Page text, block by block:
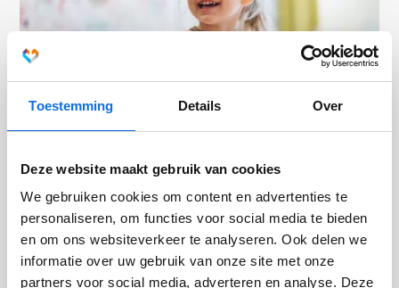
Toestemming Details Over
Deze website maakt gebruik van cookies
We gebruiken cookies om content en advertenties te
personaliseren, om functies voor social media te bieden
en om ons websiteverkeer te analyseren. Ook delen we
informatie over uw gebruik van onze site met onze
partners voor social media, adverteren en analyse. Deze
Steeds meer ADHD-medicatie: kijken we
wel breed genoeg?
In een radioprogramma van BNNVARA deelt Tycho Dekkers
van Levvel zijn visie op de toename van ADHD-medicatie en